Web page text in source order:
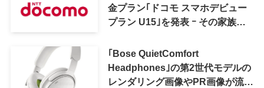
金プラン｢ドコモ スマホデビュー
プラン U15｣を発表 ｰ その家族が
｢Bose QuietComfort
Headphones｣の第2世代モデルの
レンダリング画像やPR画像が流出